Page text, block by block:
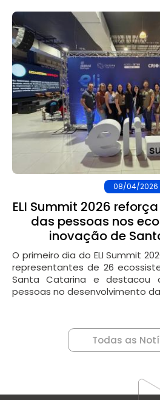
08/04/2026
ELI Summit 2026
das pessoas nos
inovação de
O primeiro dia do ELI Summit
representantes de 26
Santa Catarina e destacou
pessoas no desenvolvimento
Todas as